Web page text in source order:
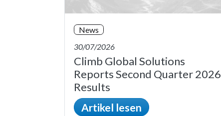
News
30/07/2026
Climb Global Solutions
Reports Second Quarter 2026
Results
Artikel lesen